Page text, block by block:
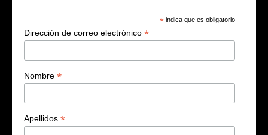
* indica que es obligatorio
Dirección de correo electrónico *
Nombre *
Apellidos *